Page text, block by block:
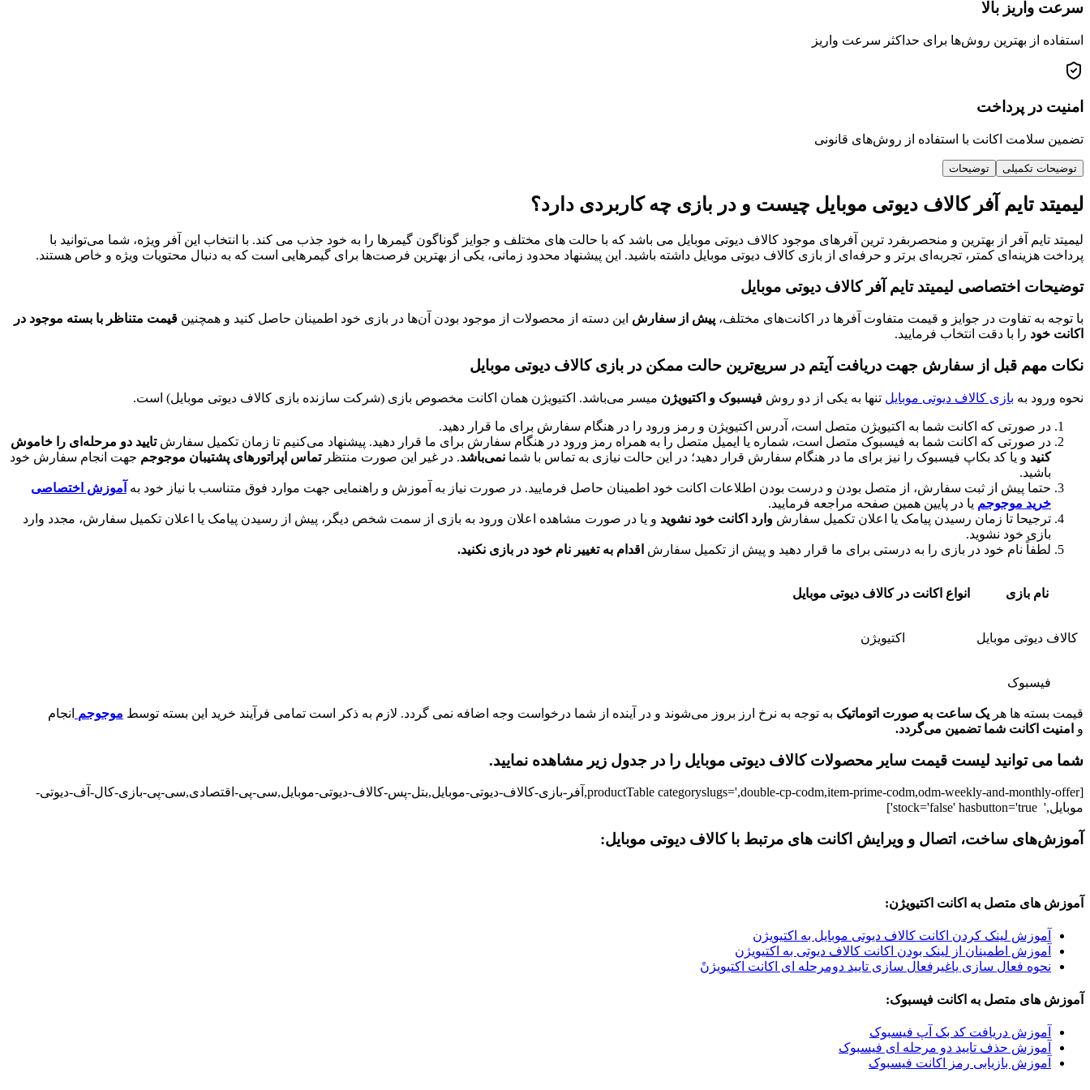
سرعت واریز بالا
استفاده از بهترین روش‌ها برای حداکثر سرعت واریز
امنیت در پرداخت
تضمین سلامت اکانت با استفاده از روش‌های قانونی
توضیحات تکمیلی توضیحات
لیمیتد تایم آفر کالاف دیوتی موبایل چیست و در بازی چه کاربردی دارد؟
لیمیتد تایم آفر از بهترین و منحصربفرد ترین آفرهای موجود کالاف دیوتی موبایل می باشد که با حالت های مختلف و جوایز گوناگون گیمرها را به خود جذب می کند. با انتخاب این آفر ویژه، شما می‌توانید با
پرداخت هزینه‌ای کمتر، تجربه‌ای برتر و حرفه‌ای از بازی کالاف دیوتی موبایل داشته باشید. این پیشنهاد محدود زمانی، یکی از بهترین فرصت‌ها برای گیمرهایی است که به دنبال محتویات ویژه و خاص هستند.
توضیحات اختصاصی لیمیتد تایم آفر کالاف دیوتی موبایل
با توجه به تفاوت در جوایز و قیمت متفاوت آفرها در اکانت‌های مختلف، پیش از سفارش این دسته از محصولات از موجود بودن آن‌ها در بازی خود اطمینان حاصل کنید و همچنین قیمت متناظر با بسته موجود در
اکانت خود را با دقت انتخاب فرمایید.
نکات مهم قبل از سفارش جهت دریافت آیتم در سریع‌ترین حالت ممکن در بازی کالاف دیوتی موبایل
نحوه ورود به بازی کالاف دیوتی موبایل تنها به یکی از دو روش فیسبوک و اکتیویژن میسر می‌باشد. اکتیویژن همان اکانت مخصوص بازی (شرکت سازنده بازی کالاف دیوتی موبایل) است.
در صورتی که اکانت شما به اکتیویژن متصل است، آدرس اکتیویژن و رمز ورود را در هنگام سفارش برای ما قرار دهید.
در صورتی که اکانت شما به فیسبوک متصل است، شماره یا ایمیل متصل را به همراه رمز ورود در هنگام سفارش برای ما قرار دهید. پیشنهاد می‌کنیم تا زمان تکمیل سفارشتایید دو مرحله‌ای را خاموش
کنید و یا کد بکاپ فیسبوک را نیز برای ما در هنگام سفارش قرار دهید؛ در این حالت نیازی به تماس با شما نمی‌باشد. در غیر این صورت منتظرتماس اپراتورهای پشتیبان موجوجم جهت انجام سفارش خود
باشید.
حتما پیش از ثبت سفارش، از متصل بودن و درست بودن اطلاعات اکانت خود اطمینان حاصل فرمایید. در صورت نیاز به آموزش و راهنمایی جهت موارد فوق متناسب با نیاز خود به آموزش اختصاصی
خرید موجوجم یا در پایین همین صفحه مراجعه فرمایید.
ترجیحا تا زمان رسیدن پیامک یا اعلان تکمیل سفارش وارد اکانت خود نشوید و یا در صورت مشاهده اعلان ورود به بازی از سمت شخص دیگر، پیش از رسیدن پیامک یا اعلان تکمیل سفارش، مجدد وارد
بازی خود نشوید.
لطفاً نام خود در بازی را به درستی برای ما قرار دهید و پیش از تکمیل سفارش اقدام به تغییر نام خود در بازی نکنید.
نام بازی انواع اکانت در کالاف دیوتی موبایل
کالاف دیوتی موبایل اکتیویژن
فیسبوک
قیمت بسته ها هر یک ساعت به صورت اتوماتیک به توجه به نرخ ارز بروز می‌شوند و در آینده از شما درخواست وجه اضافه نمی گردد. لازم به ذکر است تمامی فرآیند خرید این بسته توسط موجوجم انجام
و امنیت اکانت شما تضمین می‌گردد.
شما می توانید لیست قیمت سایر محصولات کالاف دیوتی موبایل را در جدول زیر مشاهده نمایید.
[productTable categoryslugs=',double-cp-codm,item-prime-codm,odm-weekly-and-monthly-offer,آفر-بازی-کالاف-دیوتی-موبایل,بتل-پس-کالاف-دیوتی-موبایل,سی-پی-اقتصادی,سی-پی-بازی-کال-آف-دیوتی-
موبایل,' stock='false' hasbutton='true']
آموزش‌های ساخت، اتصال و ویرایش اکانت های مرتبط با کالاف دیوتی موبایل:
آموزش های متصل به اکانت اکتیویژن:
آموزش لینک کردن اکانت کالاف دیوتی موبایل به اکتیویژن
آموزش اطمینان از لینک بودن اکانت کالاف دیوتی به اکتیویژن
نحوه فعال سازی یاغیرفعال سازی تایید دومرحله ای اکانت اکتیویژن
آموزش های متصل به اکانت فیسبوک:
آموزش دریافت کد بک آپ فیسبوک
آموزش حذف تایید دو مرحله ای فیسبوک
آموزش بازیابی رمز اکانت فیسبوک